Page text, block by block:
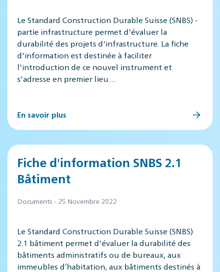
Le Standard Construction Durable Suisse (SNBS) -
partie infrastructure permet d'évaluer la
durabilité des projets d'infrastructure. La fiche
d'information est destinée à faciliter
l'introduction de ce nouvel instrument et
s'adresse en premier lieu…
En savoir plus
Fiche d'information SNBS 2.1
Bâtiment
Documents - 25 Novembre 2022
Le Standard Construction Durable Suisse (SNBS)
2.1 bâtiment permet d'évaluer la durabilité des
bâtiments administratifs ou de bureaux, aux
immeubles d’habitation, aux bâtiments destinés à